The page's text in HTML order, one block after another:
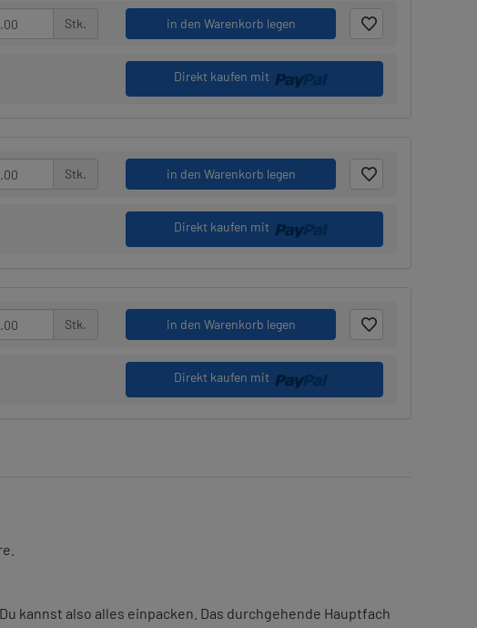
Stk. in den Warenkorb legen
Direkt kaufen mit
Stk. in den Warenkorb legen
Direkt kaufen mit
Stk. in den Warenkorb legen
Direkt kaufen mit
kannst also alles einpacken. Das durchgehende Hauptfach